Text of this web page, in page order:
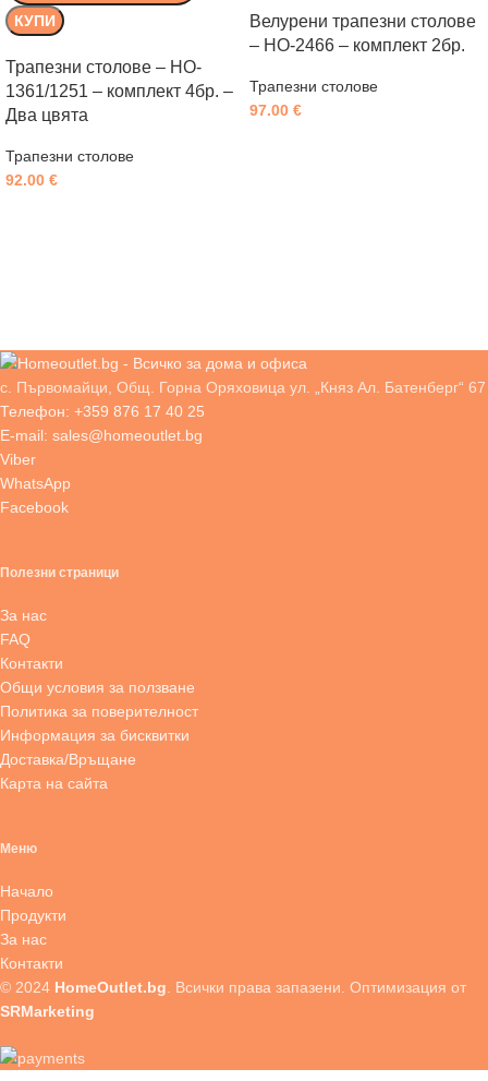
КУПИ
Трапезни столове – HO-
1361/1251 – комплект 4бр. –
Два цвята
Трапезни столове
92.00 €
Велурени трапезни столове
– HO-2466 – комплект 2бр.
Трапезни столове
97.00 €
с. Първомайци, Общ. Горна Оряховица ул. „Княз Ал. Батенберг“ 67
Телефон: +359 876 17 40 25
E-mail: sales@homeoutlet.bg
Viber
WhatsApp
Facebook
Полезни страници
За нас
FAQ
Контакти
Общи условия за ползване
Политика за поверителност
Информация за бисквитки
Доставка/Връщане
Карта на сайта
Меню
Начало
Продукти
За нас
Контакти
© 2024 HomeOutlet.bg . Всички права запазени. Оптимизация от
SRMarketing
Трапезни